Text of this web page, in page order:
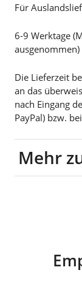
Für
6-9 Werktage
ausgenommen)
Die Lieferzeit
an das
nach Eingang
PayPal) bzw.
Mehr